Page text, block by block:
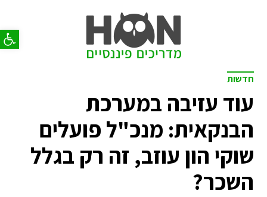
פתח
חדשות
עוד עזיבה במערכת
הבנקאית: מנכ"ל פועלים
שוקי הון עוזב, זה רק בגלל
השכר?